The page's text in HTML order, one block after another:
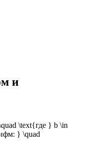
и
\text{где } b \in
} \quad